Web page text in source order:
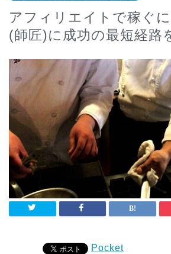
アフィリエイトで稼ぐ
(師匠)に成功の最短経路
Pocket